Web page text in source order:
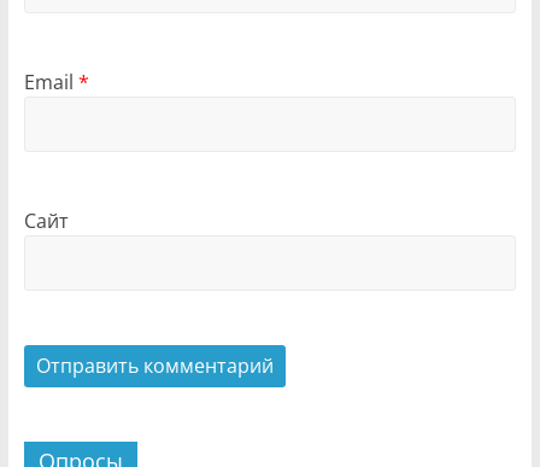
Email *
Сайт
Опросы